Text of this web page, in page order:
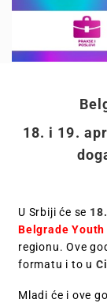
18. i 19.
U Srbiji će se 18.
Belgrade
regionu. Ove
formatu i to u
Mladi će i ove